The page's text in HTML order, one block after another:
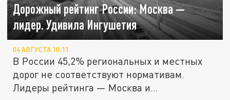
Дорожный рейтинг России: Москва —
лидер. Удивила Ингушетия
04 АВГУСТА 10:11
В России 45,2% региональных и местных
дорог не соответствуют нормативам.
Лидеры рейтинга — Москва и...